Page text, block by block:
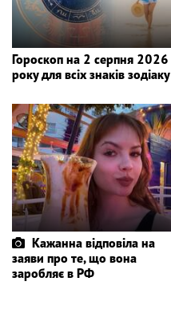
Гороскоп на 2 серпня 2026
року для всіх знаків зодіаку
Кажанна відповіла на
заяви про те, що вона
заробляє в РФ